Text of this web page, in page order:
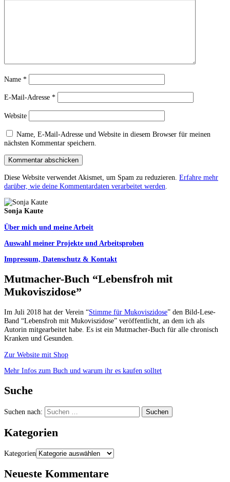
Name *
E-Mail-Adresse *
Website
Name, E-Mail-Adresse und Website in diesem Browser für meinen
nächsten Kommentar speichern.
Diese Website verwendet Akismet, um Spam zu reduzieren. Erfahre mehr
darüber, wie deine Kommentardaten verarbeitet werden
Sonja Kaute
Über mich und meine Arbeit
Auswahl meiner Projekte und Arbeitsproben
Impressum, Datenschutz & Kontakt
Mutmacher-Buch “Lebensfroh mit
Mukoviszidose”
Im Juli 2018 hat der Verein “Stimme für Mukoviszidose” den Bild-Lese-
Band “Lebensfroh mit Mukoviszidose” veröffentlicht, an dem ich als
Autorin mitgearbeitet habe. Es ist ein Mutmacher-Buch für alle chronisch
Kranken und Gesunden.
Zur Website mit Shop
Mehr Infos zum Buch und warum ihr es kaufen solltet
Suche
Suchen nach:
Kategorien
Kategorien
Neueste Kommentare